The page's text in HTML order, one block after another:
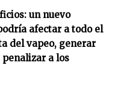
un nuevo
afectar a todo el
del vapeo, generar
a los